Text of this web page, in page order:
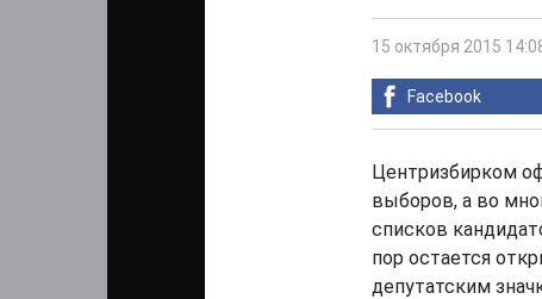
15 октября 2015
Facebook
Центризбирком
выборов, а во
списков
пор остается
депутатским